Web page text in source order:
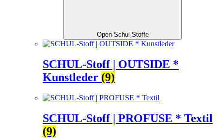
Open Schul-Stoffe
SCHUL-Stoff | OUTSIDE *
Kunstleder (9)
SCHUL-Stoff | PROFUSE * Textil
(9)